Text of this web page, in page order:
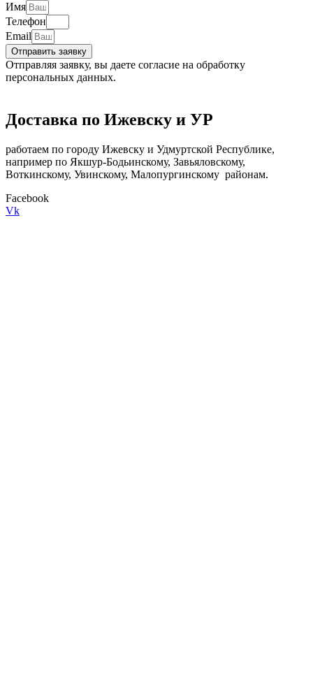
Имя
Телефон
Email
Отправить заявку
Отправляя заявку, вы даете согласие на обработку
персональных данных.
Доставка по Ижевску и УР
работаем по городу Ижевску и Удмуртской Республике,
например по Якшур-Бодьинскому, Завьяловскому,
Воткинскому, Увинскому, Малопургинскому районам.
Facebook
Vk